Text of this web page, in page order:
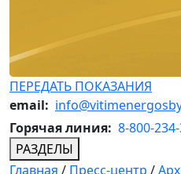
ПЕРЕДАТЬ ПОКАЗАНИЯ
email:
Горячая линия: 8-800-
РАЗДЕЛЫ
Главная / Пресс-центр /